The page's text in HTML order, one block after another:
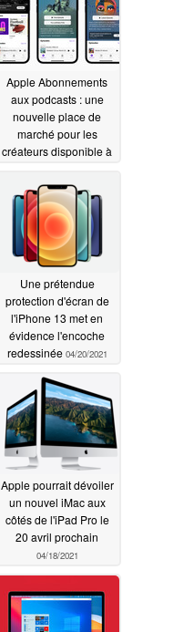
Apple Abonnements
aux podcasts : une
nouvelle place de
marché pour les
créateurs disponible à
04/21/2021
Une prétendue
protection d'écran de
l'iPhone 13 met en
évidence l'encoche
redessinée 04/20/2021
Apple pourrait dévoiler
un nouvel iMac aux
côtés de l'iPad Pro le
20 avril prochain
04/18/2021